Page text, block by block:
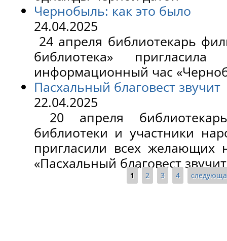
Чернобыль: как это было
24.04.2025
24 апреля библиотекарь
библиотека»
информационный час
Пасхальный благовест звучит
22.04.2025
20 апреля
библиотеки и участники
пригласили всех желающих
«Пасхальный благовест
1 2 3 4